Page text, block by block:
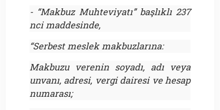
- “Makbuz Muhteviyatı” başlıklı 237
nci maddesinde,
“Serbest meslek makbuzlarına:
Makbuzu verenin soyadı, adı veya
unvanı, adresi, vergi dairesi ve hesap
numarası;